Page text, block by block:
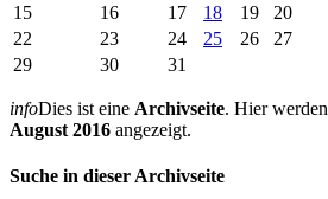
15
16 17 18 19 20
22
23 24 25 26 27
29
30 31
infoDies ist eine Archivseite. Hier
August 2016 angezeigt.
Suche in dieser Archivseite